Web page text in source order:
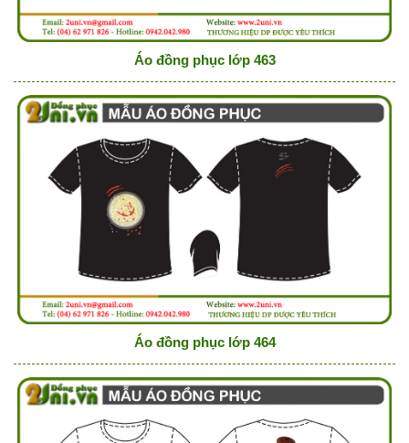
Áo đồng phục lớp 463
Áo đồng phục lớp 464